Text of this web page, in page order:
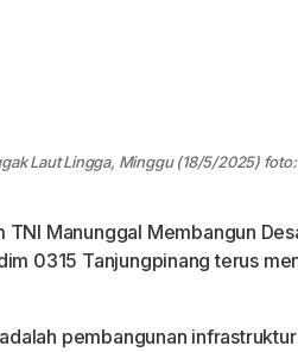
Laut Lingga, Minggu (18/5/2025)
TNI Manunggal Membangun
0315 Tanjungpinang terus
pembangunan